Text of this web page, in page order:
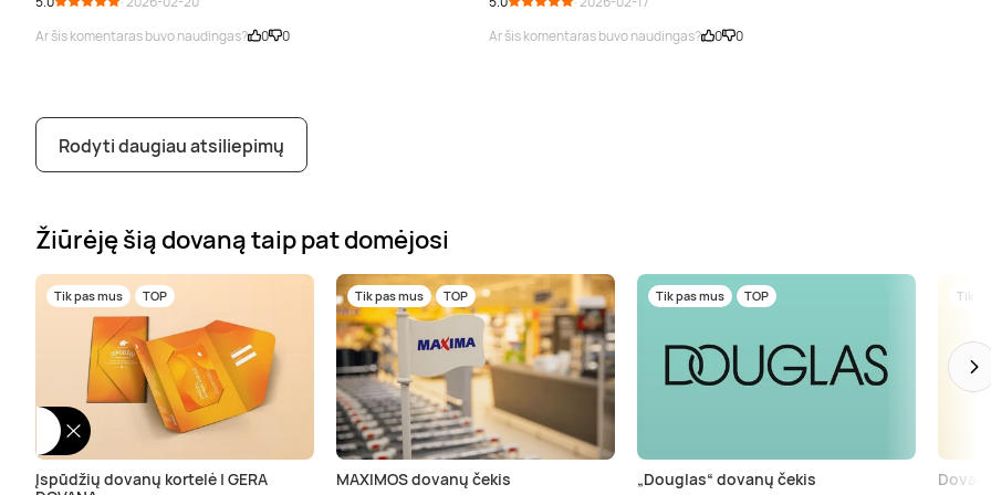
Ar šis komentaras buvo naudingas?
0 0
Ar šis komentaras buvo naudingas?
0 0
Rodyti daugiau atsiliepimų
Žiūrėję šią dovaną taip pat domėjosi
Tik pas mus TOP
Įspūdžių dovanų kortelė | GERA
Tik pas mus TOP
MAXIMOS dovanų čekis
Tik pas mus TOP
„Douglas“ dovanų čekis
Tik